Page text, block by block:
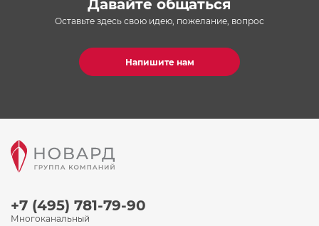
Давайте общаться
Оставьте здесь свою идею, пожелание, вопрос
Напишите нам
+7 (495) 781-79-90
Многоканальный